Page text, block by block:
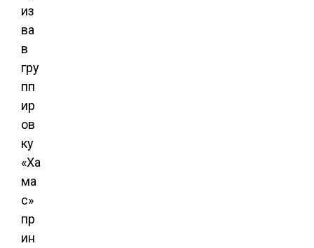
из
ва
в
гру
пп
ир
ов
ку
«Ха
ма
с»
пр
ин